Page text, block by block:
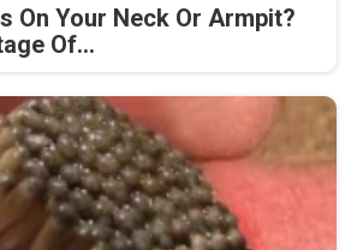
On Your Neck Or Armpit?
Of...